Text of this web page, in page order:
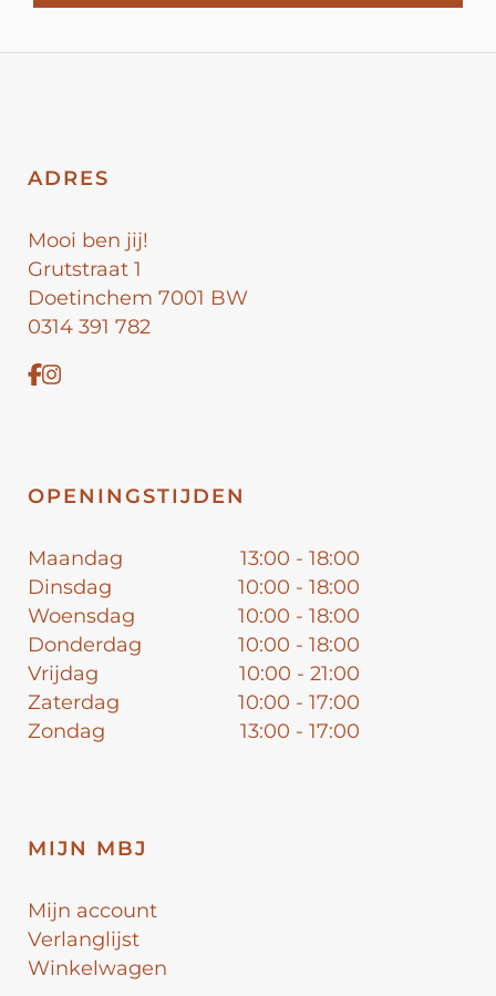
ADRES
Mooi ben jij!
Grutstraat 1
Doetinchem 7001 BW
0314 391 782
OPENINGSTIJDEN
Maandag
13:00 - 18:00
Dinsdag
10:00 - 18:00
Woensdag
10:00 - 18:00
Donderdag
10:00 - 18:00
Vrijdag
10:00 - 21:00
Zaterdag
10:00 - 17:00
Zondag
13:00 - 17:00
MIJN MBJ
Mijn account
Verlanglijst
Winkelwagen